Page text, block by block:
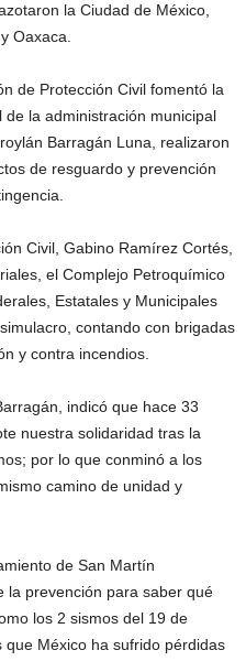
la Ciudad de México,
Oaxaca.
de Protección Civil fomentó la
la administración municipal
Barragán Luna, realizaron
de resguardo y prevención
Civil, Gabino Ramírez Cortés,
el Complejo Petroquímico
Estatales y Municipales
contando con brigadas
y contra incendios.
indicó que hace 33
nuestra solidaridad tras la
por lo que conminó a los
camino de unidad y
de San Martín
la prevención para saber qué
los 2 sismos del 19 de
México ha sufrido pérdidas